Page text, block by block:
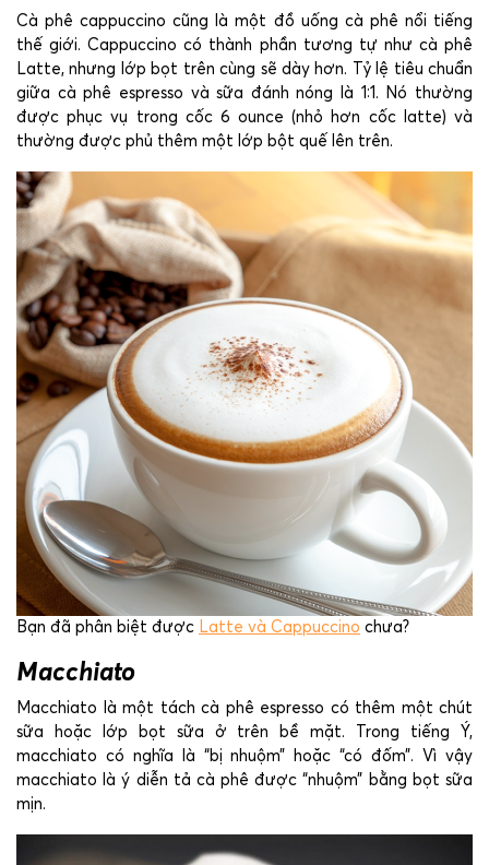
Cà phê cappuccino cũng là một đồ uống cà phê nổi tiếng
thế giới. Cappuccino có thành phần tương tự như cà phê
Latte, nhưng lớp bọt trên cùng sẽ dày hơn. Tỷ lệ tiêu chuẩn
giữa cà phê espresso và sữa đánh nóng là 1:1. Nó thường
được phục vụ trong cốc 6 ounce (nhỏ hơn cốc latte) và
thường được phủ thêm một lớp bột quế lên trên.
Bạn đã phân biệt được Latte và Cappuccino chưa?
Macchiato
Macchiato là một tách cà phê espresso có thêm một chút
sữa hoặc lớp bọt sữa ở trên bề mặt. Trong tiếng Ý,
macchiato có nghĩa là “bị nhuộm” hoặc “có đốm”. Vì vậy
macchiato là ý diễn tả cà phê được “nhuộm” bằng bọt sữa
mịn.